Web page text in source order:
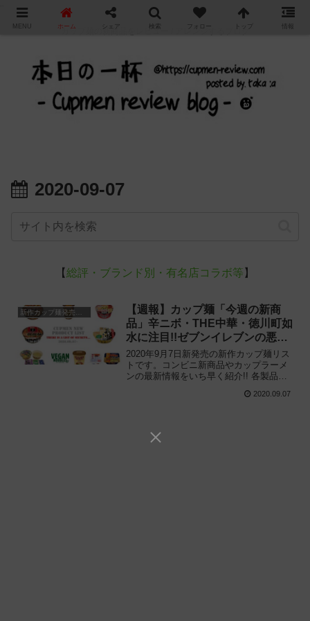
カップ麺の新商品をレビュー / アレンジするブログ
2020-09-07
【総評・ブランド別・有名店コラボ等 】
新作カップ麺発売予定
【週報】カップ麺「今週の新商
品」辛ニボ・THE中華・徳川町如
水に注目!!ゼブンイレブンの悪夢
“わかめ7倍” わかめラーメンも再
臨
2020年9月7日新発売の新作カップ麺リス
トです。コンビニ新商品やカップラーメ
ンの最新情報をいち早く紹介!! 各製品の
の新作情報もありますので、カップ麺の
2020.09.07
MENU ホーム シェア 検索 フォロー トップ 情報